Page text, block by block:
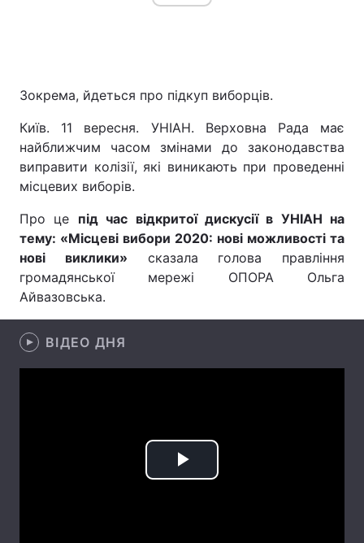
Політика
Економіка Світ
Техно і зв'язок
Зброя Інциденти
Здоров'я Туризм
Цікавинки
Екологія
Зокрема, йдеться про підкуп виборців.
Київ. 11 вересня. УНІАН. Верховна Рада має
найближчим часом змінами до законодавства
виправити колізії, які виникають при проведенні
місцевих виборів.
Про це під час відкритої дискусії в УНІАН на
тему: «Місцеві вибори 2020: нові можливості та
нові виклики» сказала голова правління
громадянської мережі ОПОРА Ольга
Айвазовська.
ВІДЕО ДНЯ
Play